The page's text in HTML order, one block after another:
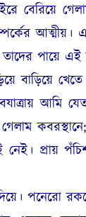
বেরিয়ে
আত্মীয়।
তাদের পায়ে
বাড়িয়ে
আমি
নেই। প্রায়
পনেরো